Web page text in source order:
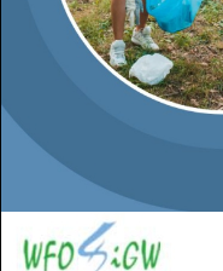
Ochrony Środowiska
Pan Jacek Skórski i
Koprzywnica Pani
umowę z w ramach
finansowania służb
energetyczna
Pożarnych” na
„Termomodernizacja